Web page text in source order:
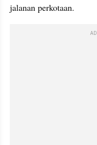
jalanan perkotaan.